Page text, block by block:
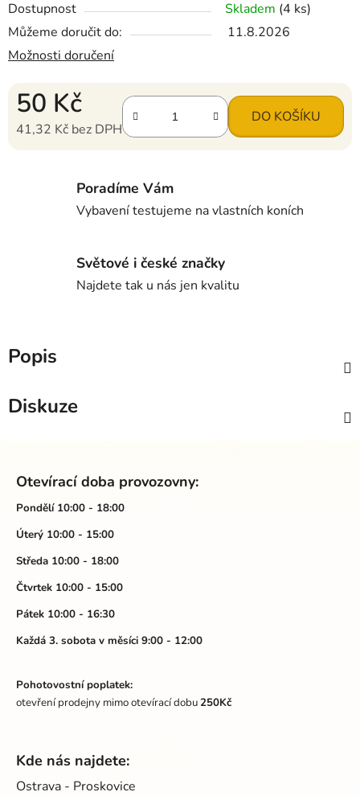
Dostupnost Skladem (4 ks)
Můžeme doručit do:
11.8.2026
Možnosti doručení
50 Kč
41,32 Kč bez DPH
DO KOŠÍKU
Poradíme Vám
Vybavení testujeme na vlastních koních
Světové i české značky
Najdete tak u nás jen kvalitu
Popis
Diskuze
Otevírací doba provozovny:
Pondělí 10:00 - 18:00
Úterý 10:00 - 15:00
Středa 10:00 - 18:00
Čtvrtek 10:00 - 15:00
Pátek 10:00 - 16:30
Každá 3. sobota v měsíci 9:00 - 12:00
Pohotovostní poplatek:
otevření prodejny mimo otevírací dobu250Kč
Kde nás najdete:
Ostrava - Proskovice